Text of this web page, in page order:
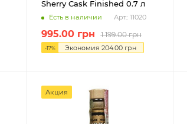
Sherry Cask Finished 0.7 л
Есть в наличии Арт.: 11020
995.00грн 1 199.00грн
-17% Экономия 204.00грн
Акция